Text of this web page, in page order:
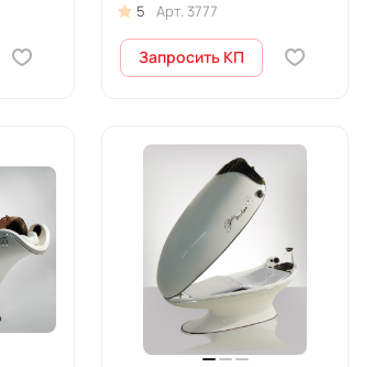
5 Арт.3777
Запросить КП